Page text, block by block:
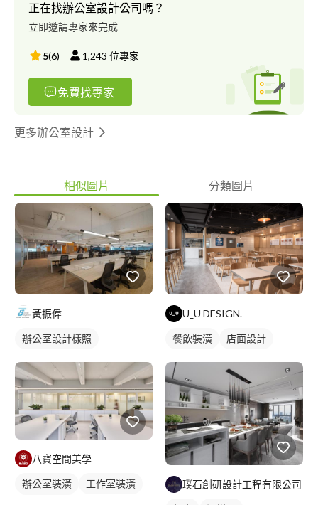
正在找辦公室設計公司嗎？
立即邀請專家來完成
5(6) 1,243 位專家
免費找專家
更多辦公室設計
相似圖片 分類圖片
黃振偉
辦公室設計樣照
八寶空間美學
辦公室裝潢
工作室裝潢
U_U DESIGN.
餐飲裝潢 店面設計
璞石創研設計工程有限公司